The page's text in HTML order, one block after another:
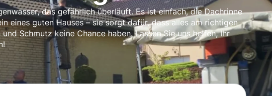
das gefährlich überläuft. Es ist einfach, die Dachrinne
eines guten Hauses – sie sorgt dafür, dass alles am richtigen
Schmutz keine Chance haben. Lassen Sie uns helfen, Ihr